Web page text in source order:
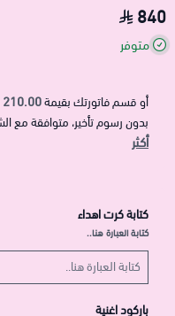
840
متوفر
أو قسم فاتورتك بقيمة210.00 ر.س
بدون رسوم تأخير، متوافقة مع
أكثر
كتابة كرت اهداء
كتابة العبارة هنا..
باركود اغنية